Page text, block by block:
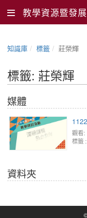
教學資源暨發
知識庫 標籤 莊榮輝
標籤: 莊榮輝
媒體
觀看:
標籤 :
資料夾